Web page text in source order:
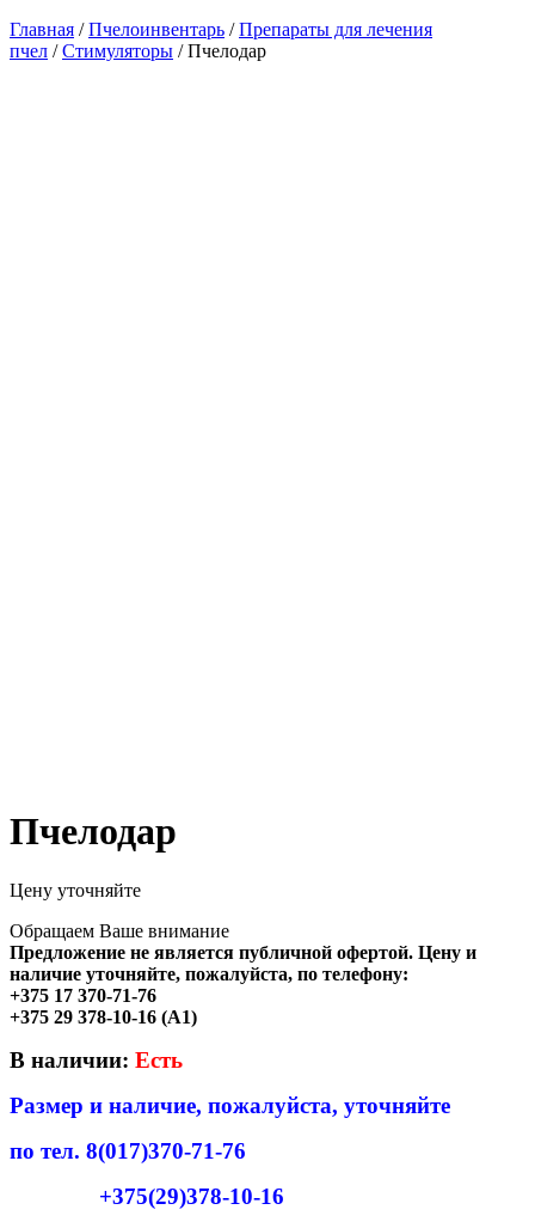
Главная /Пчелоинвентарь /Препараты для лечения
пчел /Стимуляторы / Пчелодар
Пчелодар
Цену уточняйте
Обращаем Ваше внимание
Предложение не является публичной офертой. Цену и
наличие уточняйте, пожалуйста, по телефону:
+375 17 370-71-76
+375 29 378-10-16 (A1)
В наличии: Есть
Размер и наличие, пожалуйста, уточняйте
по тел. 8(017)370-71-76
+375(29)378-10-16